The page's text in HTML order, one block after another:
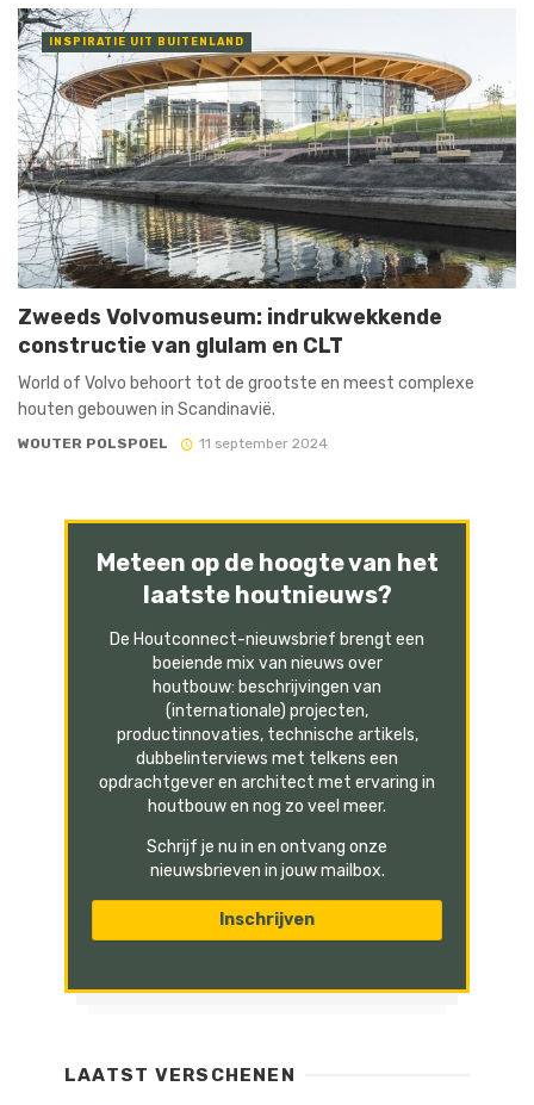
INSPIRATIE UIT BUITENLAND
Zweeds Volvomuseum: indrukwekkende
constructie van glulam en CLT
World of Volvo behoort tot de grootste en meest complexe
houten gebouwen in Scandinavië.
WOUTER POLSPOEL 11 september 2024
Meteen op de hoogte van het
laatste houtnieuws?
De Houtconnect-nieuwsbrief brengt een
boeiende mix van nieuws over
houtbouw: beschrijvingen van
(internationale) projecten,
productinnovaties, technische artikels,
dubbelinterviews met telkens een
opdrachtgever en architect met ervaring in
houtbouw en nog zo veel meer.
Schrijf je nu in en ontvang onze
nieuwsbrieven in jouw mailbox.
LAATST VERSCHENEN